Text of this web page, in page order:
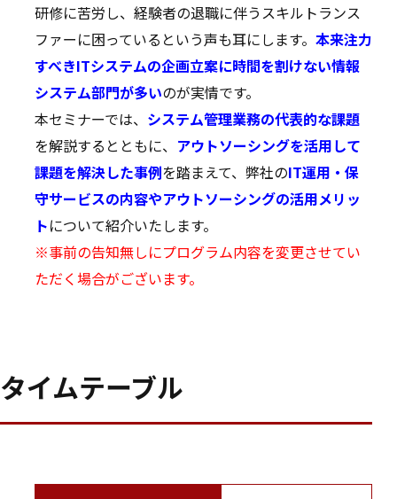
研修に苦労し、経験者の退職に伴うスキルトランス
ファーに困っているという声も耳にします。 本来注力
すべきITシステムの企画立案に時間を割けない情報
システム部門が多いのが実情です。
本セミナーでは、 システム管理業務の代表的な課題
を解説するとともに、 アウトソーシングを活用して
課題を解決した事例を踏まえて、弊社のIT運用・保
守サービスの内容やアウトソーシングの活用メリッ
トについて紹介いたします。
※事前の告知無しにプログラム内容を変更させてい
ただく場合がございます。
タイムテーブル